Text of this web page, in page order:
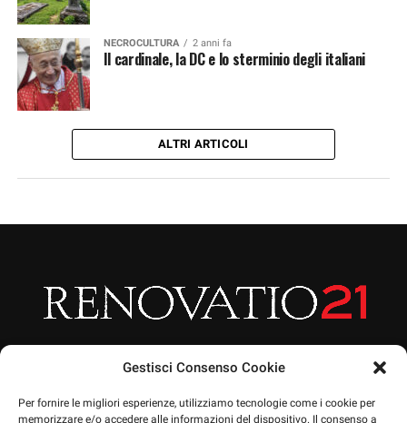
Gestisci Consenso Cookie
Per fornire le migliori esperienze, utilizziamo tecnologie come i cookie per
memorizzare e/o accedere alle informazioni del dispositivo. Il consenso a
NECROCULTURA 2 anni fa
Il cardinale, la DC e lo sterminio degli italiani
ALTRI ARTICOLI